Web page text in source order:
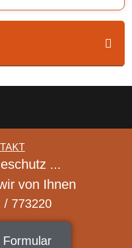
...
von Ihnen
/ 773220
Formular